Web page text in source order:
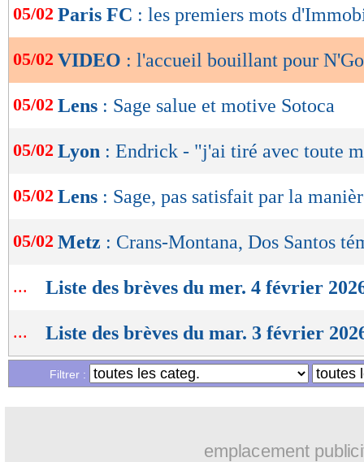
Lu 16.207 fois- Romain Rigaux
de
lecture
OK
05/02 Paris FC : les premiers mots
05/02 VIDEO : l'accueil bouillant pour
05/02 Lens : Sage salue et motive Sotoca
05/02 Lyon : Endrick - "j'ai tiré avec toute
05/02 Lens : Sage, pas satisfait par la
05/02 Metz : Crans-Montana, Dos Santos
... Liste des brèves du mer. 4 février
... Liste des brèves du mar. 3 février
Filtrer :
emplacement